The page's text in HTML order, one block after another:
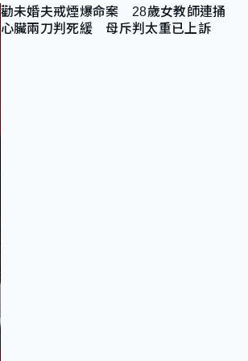
勸未婚夫戒煙爆命案 28歲女教師連捅
心臟兩刀判死緩 母斥判太重已上訴